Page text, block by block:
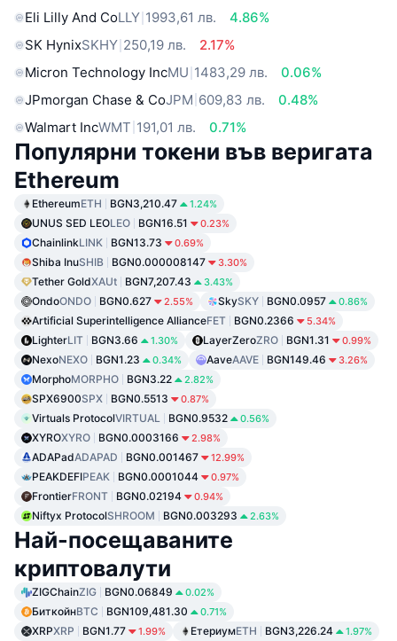
Eli Lilly And CoLLY 1993,61 лв.
4.86%
SK HynixSKHY 250,19 лв.
2.17%
Micron Technology IncMU 1483,29 лв.
0.06%
JPmorgan Chase & CoJPM 609,83 лв.
0.48%
Walmart IncWMT 191,01 лв. 0.71%
Популярни токени във веригата
Ethereum
EthereumETH BGN3,210.47 1.24%
UNUS SED LEOLEO BGN16.51 0.23%
ChainlinkLINK BGN13.73 0.69%
Shiba InuSHIB BGN0.000008147 3.30%
Tether GoldXAUt BGN7,207.43 3.43%
OndoONDO BGN0.627 2.55% SkySKY BGN0.0957 0.86%
Artificial Superintelligence AllianceFET BGN0.2366 5.34%
LighterLIT BGN3.66 1.30% LayerZeroZRO BGN1.31 0.99%
NexoNEXO BGN1.23 0.34% AaveAAVE BGN149.46 3.26%
MorphoMORPHO BGN3.22 2.82%
SPX6900SPX BGN0.5513 0.87%
Virtuals ProtocolVIRTUAL BGN0.9532 0.56%
XYROXYRO BGN0.0003166 2.98%
ADAPadADAPAD BGN0.001467 12.99%
PEAKDEFIPEAK BGN0.0001044 0.97%
FrontierFRONT BGN0.02194 0.94%
Niftyx ProtocolSHROOM BGN0.003293 2.63%
Най-посещаваните
криптовалути
ZIGChainZIG BGN0.06849 0.02%
БиткойнBTC BGN109,481.30 0.71%
XRPXRP BGN1.77 1.99% ЕтериумETH BGN3,226.24 1.97%